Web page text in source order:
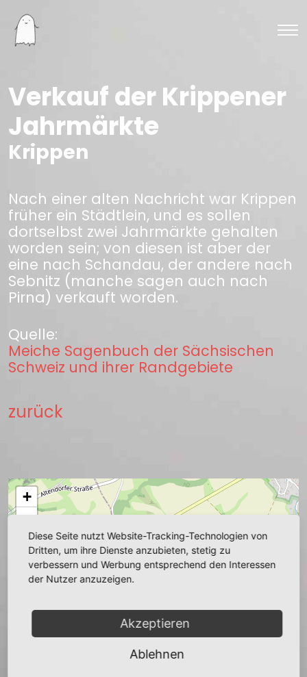
Verkauf der Krippener
Jahrmärkte
Krippen
Nach einer alten Nachricht war Krippen
früher ein Städtlein, und es sollen
dortselbst zwei Jahrmärkte gehalten
worden sein; von diesen ist aber der
eine nach Schandau, der andere nach
Sebnitz (manche sagen auch nach
Pirna) verkauft worden.
Quelle:
Meiche Sagenbuch der Sächsischen
Schweiz und ihrer Randgebiete
zurück
+
−
Diese Seite nutzt Website-Tracking-Technologien von
Dritten, um ihre Dienste anzubieten, stetig zu
verbessern und Werbung entsprechend den Interessen
der Nutzer anzuzeigen.
Akzeptieren
Ablehnen